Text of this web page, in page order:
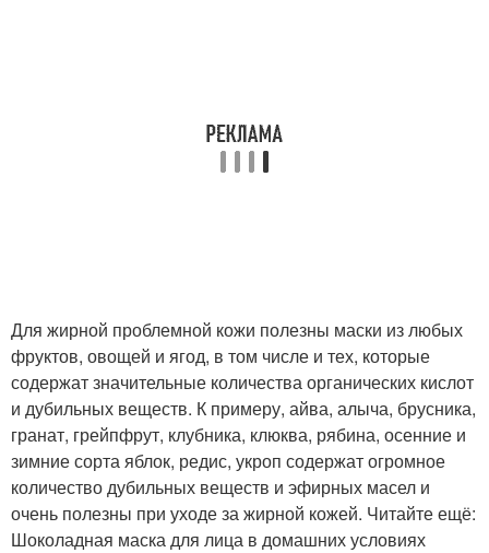
Для жирной проблемной кожи полезны маски из любых
фруктов, овощей и ягод, в том числе и тех, которые
содержат значительные количества органических кислот
и дубильных веществ. К примеру, айва, алыча, брусника,
гранат, грейпфрут, клубника, клюква, рябина, осенние и
зимние сорта яблок, редис, укроп содержат огромное
количество дубильных веществ и эфирных масел и
очень полезны при уходе за жирной кожей. Читайте ещё:
Шоколадная маска для лица в домашних условиях